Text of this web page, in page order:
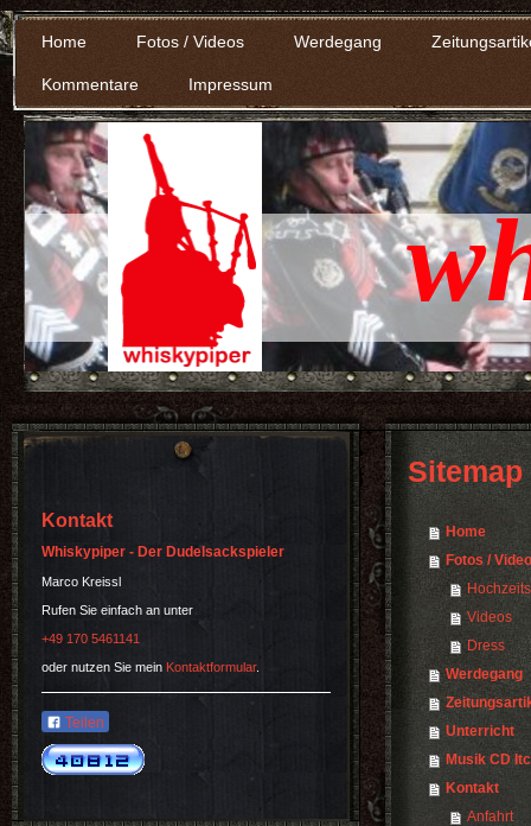
Home Fotos / Videos Werdegang
Kommentare Impressum
Sitemap
Home
Fotos /
Videos
Dress
Werdegang
Unterricht
Musik CD
Kontakt
Anfahrt
Kontakt
Whiskypiper - Der Dudelsackspieler
Marco Kreissl
Rufen Sie einfach an unter
+49 170 5461141
oder nutzen Sie mein Kontaktformular.
Teilen